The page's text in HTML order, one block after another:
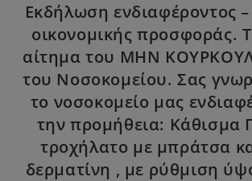
Εκδήλωση ενδιαφέροντος
οικονομικής προσφοράς.
αίτημα του ΜΗΝ
του Νοσοκομείου. Σας
το νοσοκομείο μας
την προμήθεια: Κάθισμα
τροχήλατο με μπράτσα
δερματίνη , με ρύθμιση